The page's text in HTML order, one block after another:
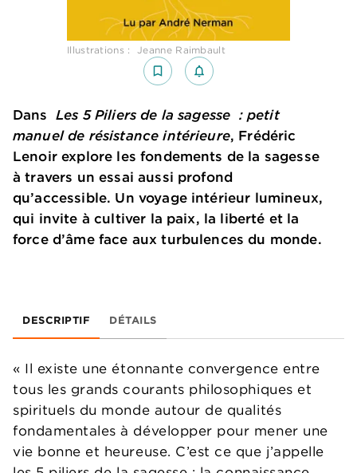
Illustrations : Jeanne Raimbault
bookmark_border notifications_none_outlined
Dans Les 5 Piliers de la sagesse : petit
manuel de résistance intérieure, Frédéric
Lenoir explore les fondements de la sagesse
à travers un essai aussi profond
qu’accessible. Un voyage intérieur lumineux,
qui invite à cultiver la paix, la liberté et la
force d’âme face aux turbulences du monde.
DESCRIPTIF DÉTAILS
« Il existe une étonnante convergence entre
tous les grands courants philosophiques et
spirituels du monde autour de qualités
fondamentales à développer pour mener une
vie bonne et heureuse. C’est ce que j’appelle